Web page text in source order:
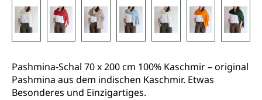
Pashmina-Schal 70 x 200 cm 100% Kaschmir – original
Pashmina aus dem indischen Kaschmir. Etwas
Besonderes und Einzigartiges.